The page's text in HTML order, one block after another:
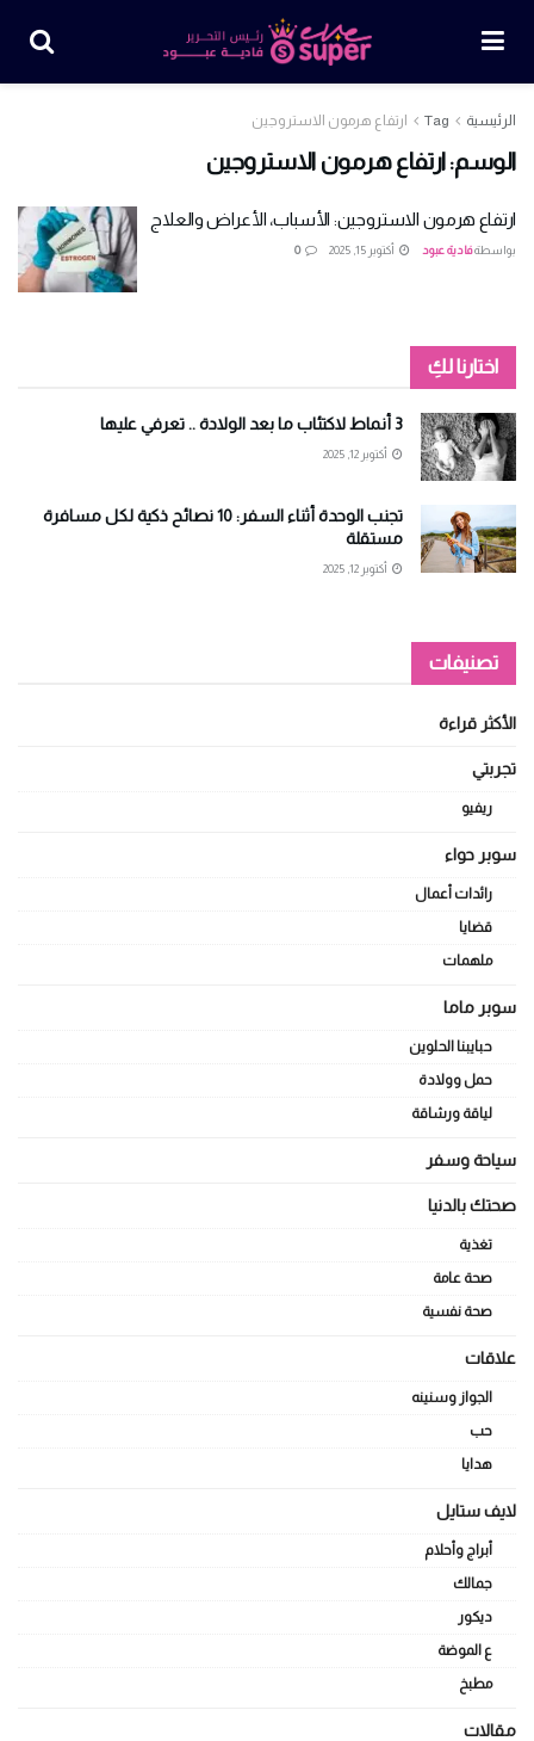
الرئيسية Tag ارتفاع هرمون الاستروجين
الوسم:ارتفاع هرمون الاستروجين
ارتفاع هرمون الاستروجين: الأسباب، الأعراض والعلاج
بواسطةفادية عبود أكتوبر 15, 2025 0
اختارنا لكِ
3 أنماط لاكتئاب ما بعد الولادة .. تعرفي عليها
أكتوبر 12, 2025
تجنب الوحدة أثناء السفر: 10 نصائح ذكية لكل مسافرة
مستقلة
أكتوبر 12, 2025
تصنيفات
الأكثر قراءة
تجربتي
ريفيو
سوبر حواء
رائدات أعمال
قضايا
ملهمات
سوبر ماما
حبايبنا الحلوين
حمل وولادة
لياقة ورشاقة
سياحة وسفر
صحتك بالدنيا
تغذية
صحة عامة
صحة نفسية
علاقات
الجواز وسنينه
حب
هدايا
لايف ستايل
أبراج وأحلام
جمالك
ديكور
ع الموضة
مطبخ
مقالات